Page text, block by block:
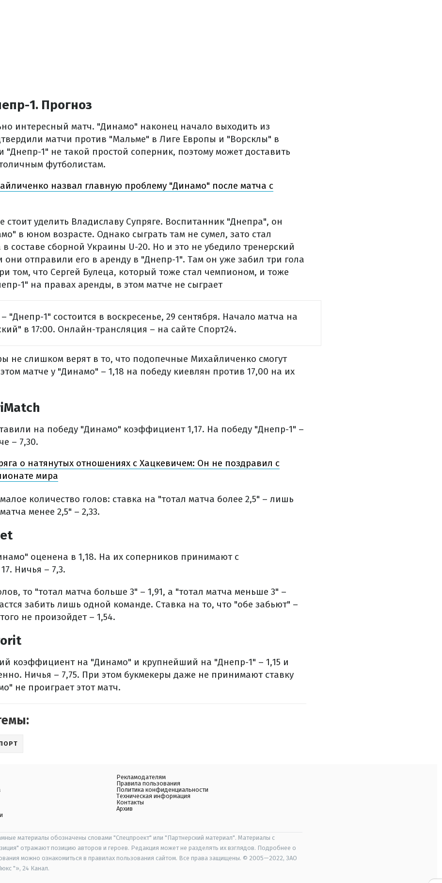
1. Прогноз
интересный матч. "Динамо" наконец начало выходить из
матчи против "Мальме" в Лиге Европы и "Ворсклы" в
"Днепр-1" не такой простой соперник, поэтому может доставить
футболистам.
назвал главную проблему "Динамо" после матча с
стоит уделить Владиславу Супряге. Воспитанник "Днепра", он
в юном возрасте. Однако сыграть там не сумел, зато стал
составе сборной Украины U-20. Но и это не убедило тренерский
отправили его в аренду в "Днепр-1". Там он уже забил три гола
том, что Сергей Булеца, который тоже стал чемпионом, и тоже
1" на правах аренды, в этом матче не сыграет
"Днепр-1" состоится в воскресенье, 29 сентября. Начало матча на
в 17:00. Онлайн-трансляция – на сайте Спорт24.
не слишком верят в то, что подопечные Михайличенко смогут
матче у "Динамо" – 1,18 на победу киевлян против 17,00 на их
на победу "Динамо" коэффициент 1,17. На победу "Днепр-1" –
– 7,30.
о натянутых отношениях с Хацкевичем: Он не поздравил с
мира
количество голов: ставка на "тотал матча более 2,5" – лишь
менее 2,5" – 2,33.
оценена в 1,18. На их соперников принимают с
Ничья – 7,3.
то "тотал матча больше 3" – 1,91, а "тотал матча меньше 3" –
забить лишь одной команде. Ставка на то, что "обе забьют" –
не произойдет – 1,54.
коэффициент на "Динамо" и крупнейший на "Днепр-1" – 1,15 и
Ничья – 7,75. При этом букмекеры даже не принимают ставку
не проиграет этот матч.
Рекламодателям
Правила пользования
Политика конфиденциальности
Техническая информация
Контакты
Архив
материалы обозначены словами "Спецпроект" или "Партнерский материал". Материалы с
отражают позицию авторов и героев. Редакция может не разделять их взглядов. Подробнее о
можно ознакомиться в правилах пользования сайтом. Все права защищены. © 2005—2022, ЗАО
"», 24 Канал.